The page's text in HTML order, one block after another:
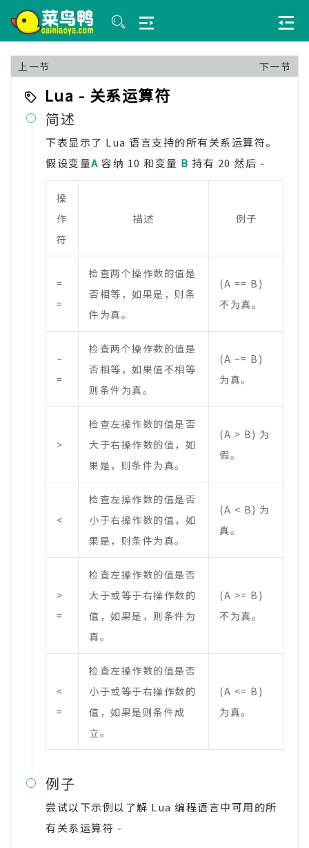
上一节 下一节
Lua - 关系运算符
 简述
下表显示了 Lua 语言支持的所有关系运算符。
假设变量A 容纳 10 和变量 B 持有 20 然后 -
操
作
符
描述 例子
=
=
检查两个操作数的值是
否相等，如果是，则条
件为真。
(A == B)
不为真。
~
=
检查两个操作数的值是
否相等，如果值不相等
则条件为真。
(A ~= B)
为真。
>
检查左操作数的值是否
大于右操作数的值，如
果是，则条件为真。
(A > B) 为
假。
<
检查左操作数的值是否
小于右操作数的值，如
果是，则条件为真。
(A < B) 为
真。
>
=
检查左操作数的值是否
大于或等于右操作数的
值，如果是，则条件为
真。
(A >= B)
不为真。
<
=
检查左操作数的值是否
小于或等于右操作数的
值，如果是则条件成
立。
(A <= B)
为真。
 例子
尝试以下示例以了解 Lua 编程语言中可用的所
有关系运算符 -